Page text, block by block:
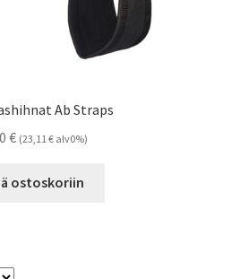
Ab Straps
€ (23,11 €alv0%)
ostoskoriin